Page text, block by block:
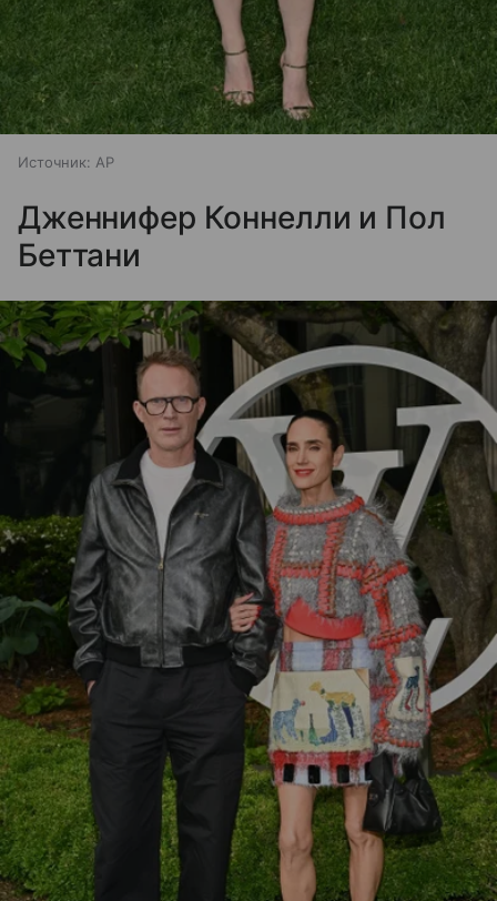
Источник: AP
Дженнифер Коннелли и Пол
Беттани